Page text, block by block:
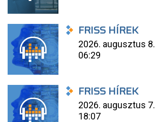
FRISS HÍREK
2026. augusztus 8.
06:29
FRISS HÍREK
2026. augusztus 7.
18:07